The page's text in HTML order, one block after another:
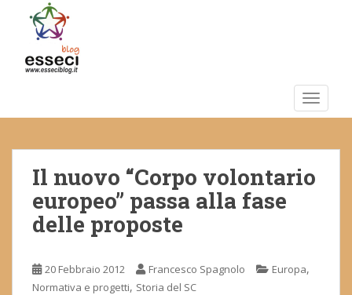
m
Il nuovo “Corpo volontario
europeo” passa alla fase
delle proposte
20 Febbraio 2012 Francesco Spagnolo Europa,
Normativa e progetti, Storia del SC